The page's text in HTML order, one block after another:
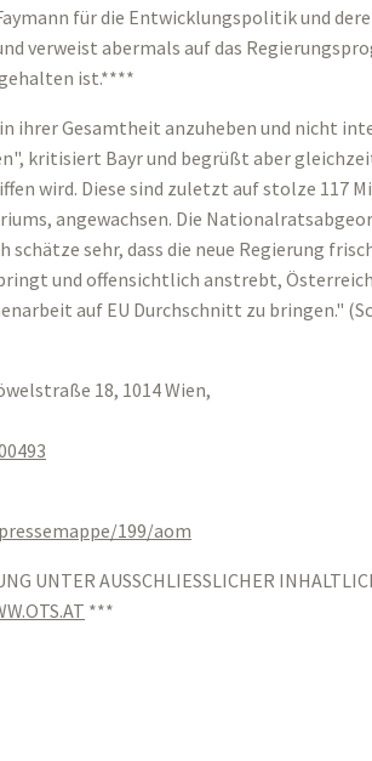
für die Entwicklungspolitik und
verweist abermals auf das
ist.****
ihrer Gesamtheit anzuheben und nicht
kritisiert Bayr und begrüßt aber
wird. Diese sind zuletzt auf stolze 117
angewachsen. Die
sehr, dass die neue Regierung
und offensichtlich anstrebt,
auf EU Durchschnitt zu bringen."
18, 1014 Wien,
199/aom
UNTER AUSSCHLIESSLICHER
***